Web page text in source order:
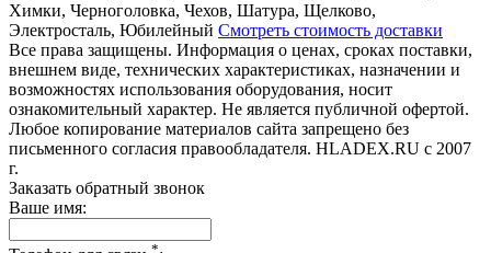
Химки, Черноголовка, Чехов, Шатура, Щелково,
Электросталь, Юбилейный Смотреть стоимость доставки
Все права защищены. Информация о ценах, сроках поставки,
внешнем виде, технических характеристиках, назначении и
возможностях использования оборудования, носит
ознакомительный характер. Не является публичной офертой.
Любое копирование материалов сайта запрещено без
письменного согласия правообладателя. HLADEX.RU c 2007
г.
Заказать обратный звонок
Ваше имя:
*